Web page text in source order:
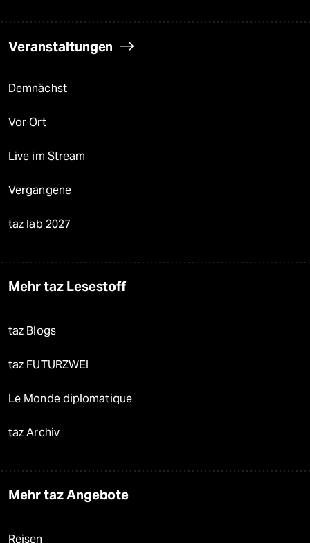
Veranstaltungen
Demnächst
Vor Ort
Live im Stream
Vergangene
taz lab 2027
Mehr taz Lesestoff
taz Blogs
taz FUTURZWEI
Le Monde diplomatique
taz Archiv
Mehr taz Angebote
Reisen